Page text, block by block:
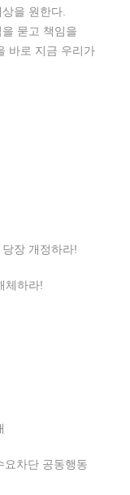
을 원한다.
묻고 책임을
바로 지금 우리가
장 개정하라!
체하라!
요차단 공동행동